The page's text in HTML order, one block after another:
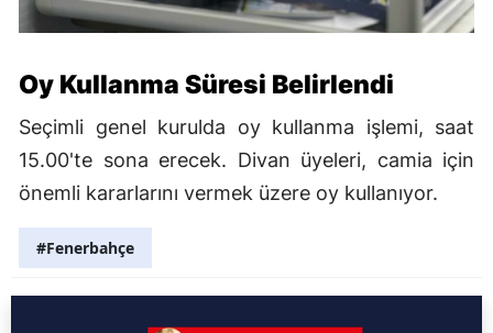
Oy Kullanma Süresi Belirlendi
Seçimli genel kurulda oy kullanma işlemi, saat
15.00'te sona erecek. Divan üyeleri, camia için
önemli kararlarını vermek üzere oy kullanıyor.
#Fenerbahçe